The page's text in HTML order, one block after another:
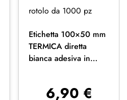
Etichetta 100×50 mm
TERMICA diretta
bianca adesiva in
6,90 €